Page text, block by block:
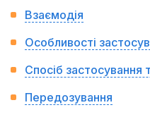
Взаємодія
Особливості
Спосіб застосування
Передозування